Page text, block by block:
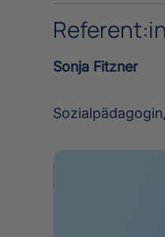
Referent:in
Sonja Fitzner